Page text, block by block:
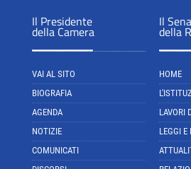
Il Presidente
della Camera
VAI AL SITO
BIOGRAFIA
AGENDA
NOTIZIE
COMUNICATI
Il
della
HOME
LAVORI
LEGGI E